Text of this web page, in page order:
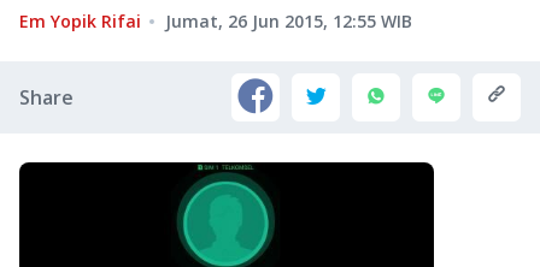
Em Yopik Rifai Jumat, 26 Jun 2015, 12:55 WIB
Share